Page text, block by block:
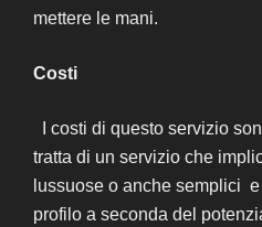
mettere le mani.
Costi
I costi di questo servizio
tratta di un servizio che
lussuose o anche semplici
profilo a seconda del